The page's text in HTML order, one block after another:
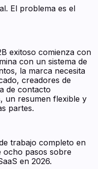
El problema es el
exitoso comienza con
con un sistema de
la marca necesita
creadores de
de contacto
un resumen flexible y
partes.
trabajo completo en
ocho pasos sobre
en 2026.